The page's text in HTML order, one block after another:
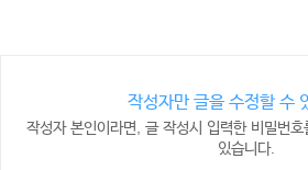
작성자만 글을 수정할 수
작성자 본인이라면, 글 작성시 입력한 비밀번
있습니다.